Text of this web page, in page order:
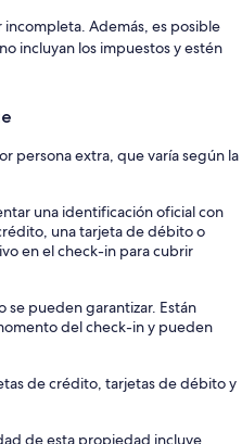
incompleta. Además, es posible
incluyan los impuestos y estén
persona extra, que varía según la
una identificación oficial con
una tarjeta de débito o
en el check-in para cubrir
se pueden garantizar. Están
del check-in y pueden
de crédito, tarjetas de débito y
de esta propiedad incluye